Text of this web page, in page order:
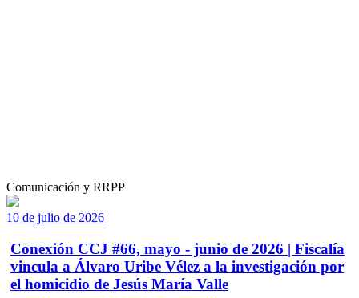
Comunicación y RRPP
10 de julio de 2026
Conexión CCJ #66, mayo - junio de 2026 | Fiscalía
vincula a Álvaro Uribe Vélez a la investigación por
el homicidio de Jesús María Valle